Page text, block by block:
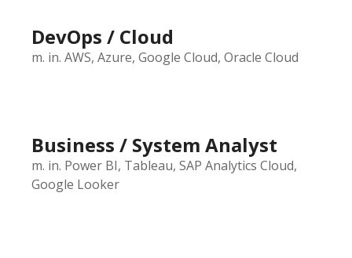
DevOps / Cloud
m. in. AWS, Azure, Google Cloud, Oracle Cloud
Business / System Analyst
m. in. Power BI, Tableau, SAP Analytics Cloud,
Google Looker